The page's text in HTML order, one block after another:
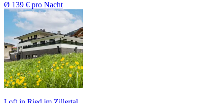
Ø 139 € pro Nacht